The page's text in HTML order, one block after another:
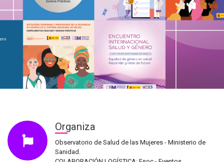
Organiza
Observatorio de Salud de las Mujeres - Ministerio de
Sanidad.